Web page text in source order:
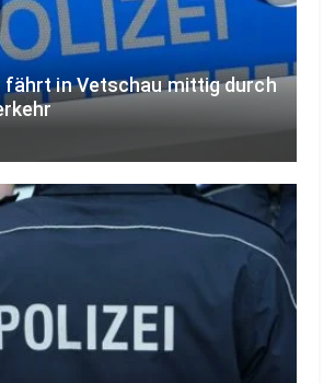
in Vetschau mittig durch